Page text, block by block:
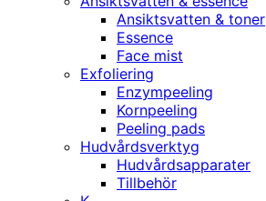
Ansiktsvatten & toner
Essence
Face mist
Exfoliering
Enzympeeling
Kornpeeling
Peeling pads
Hudvårdsverktyg
Hudvårdsapparater
Tillbehör